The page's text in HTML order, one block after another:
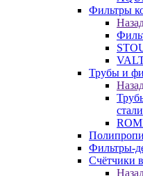
Фильтры
Трубы и
стали
Фильтры-
Счётчики